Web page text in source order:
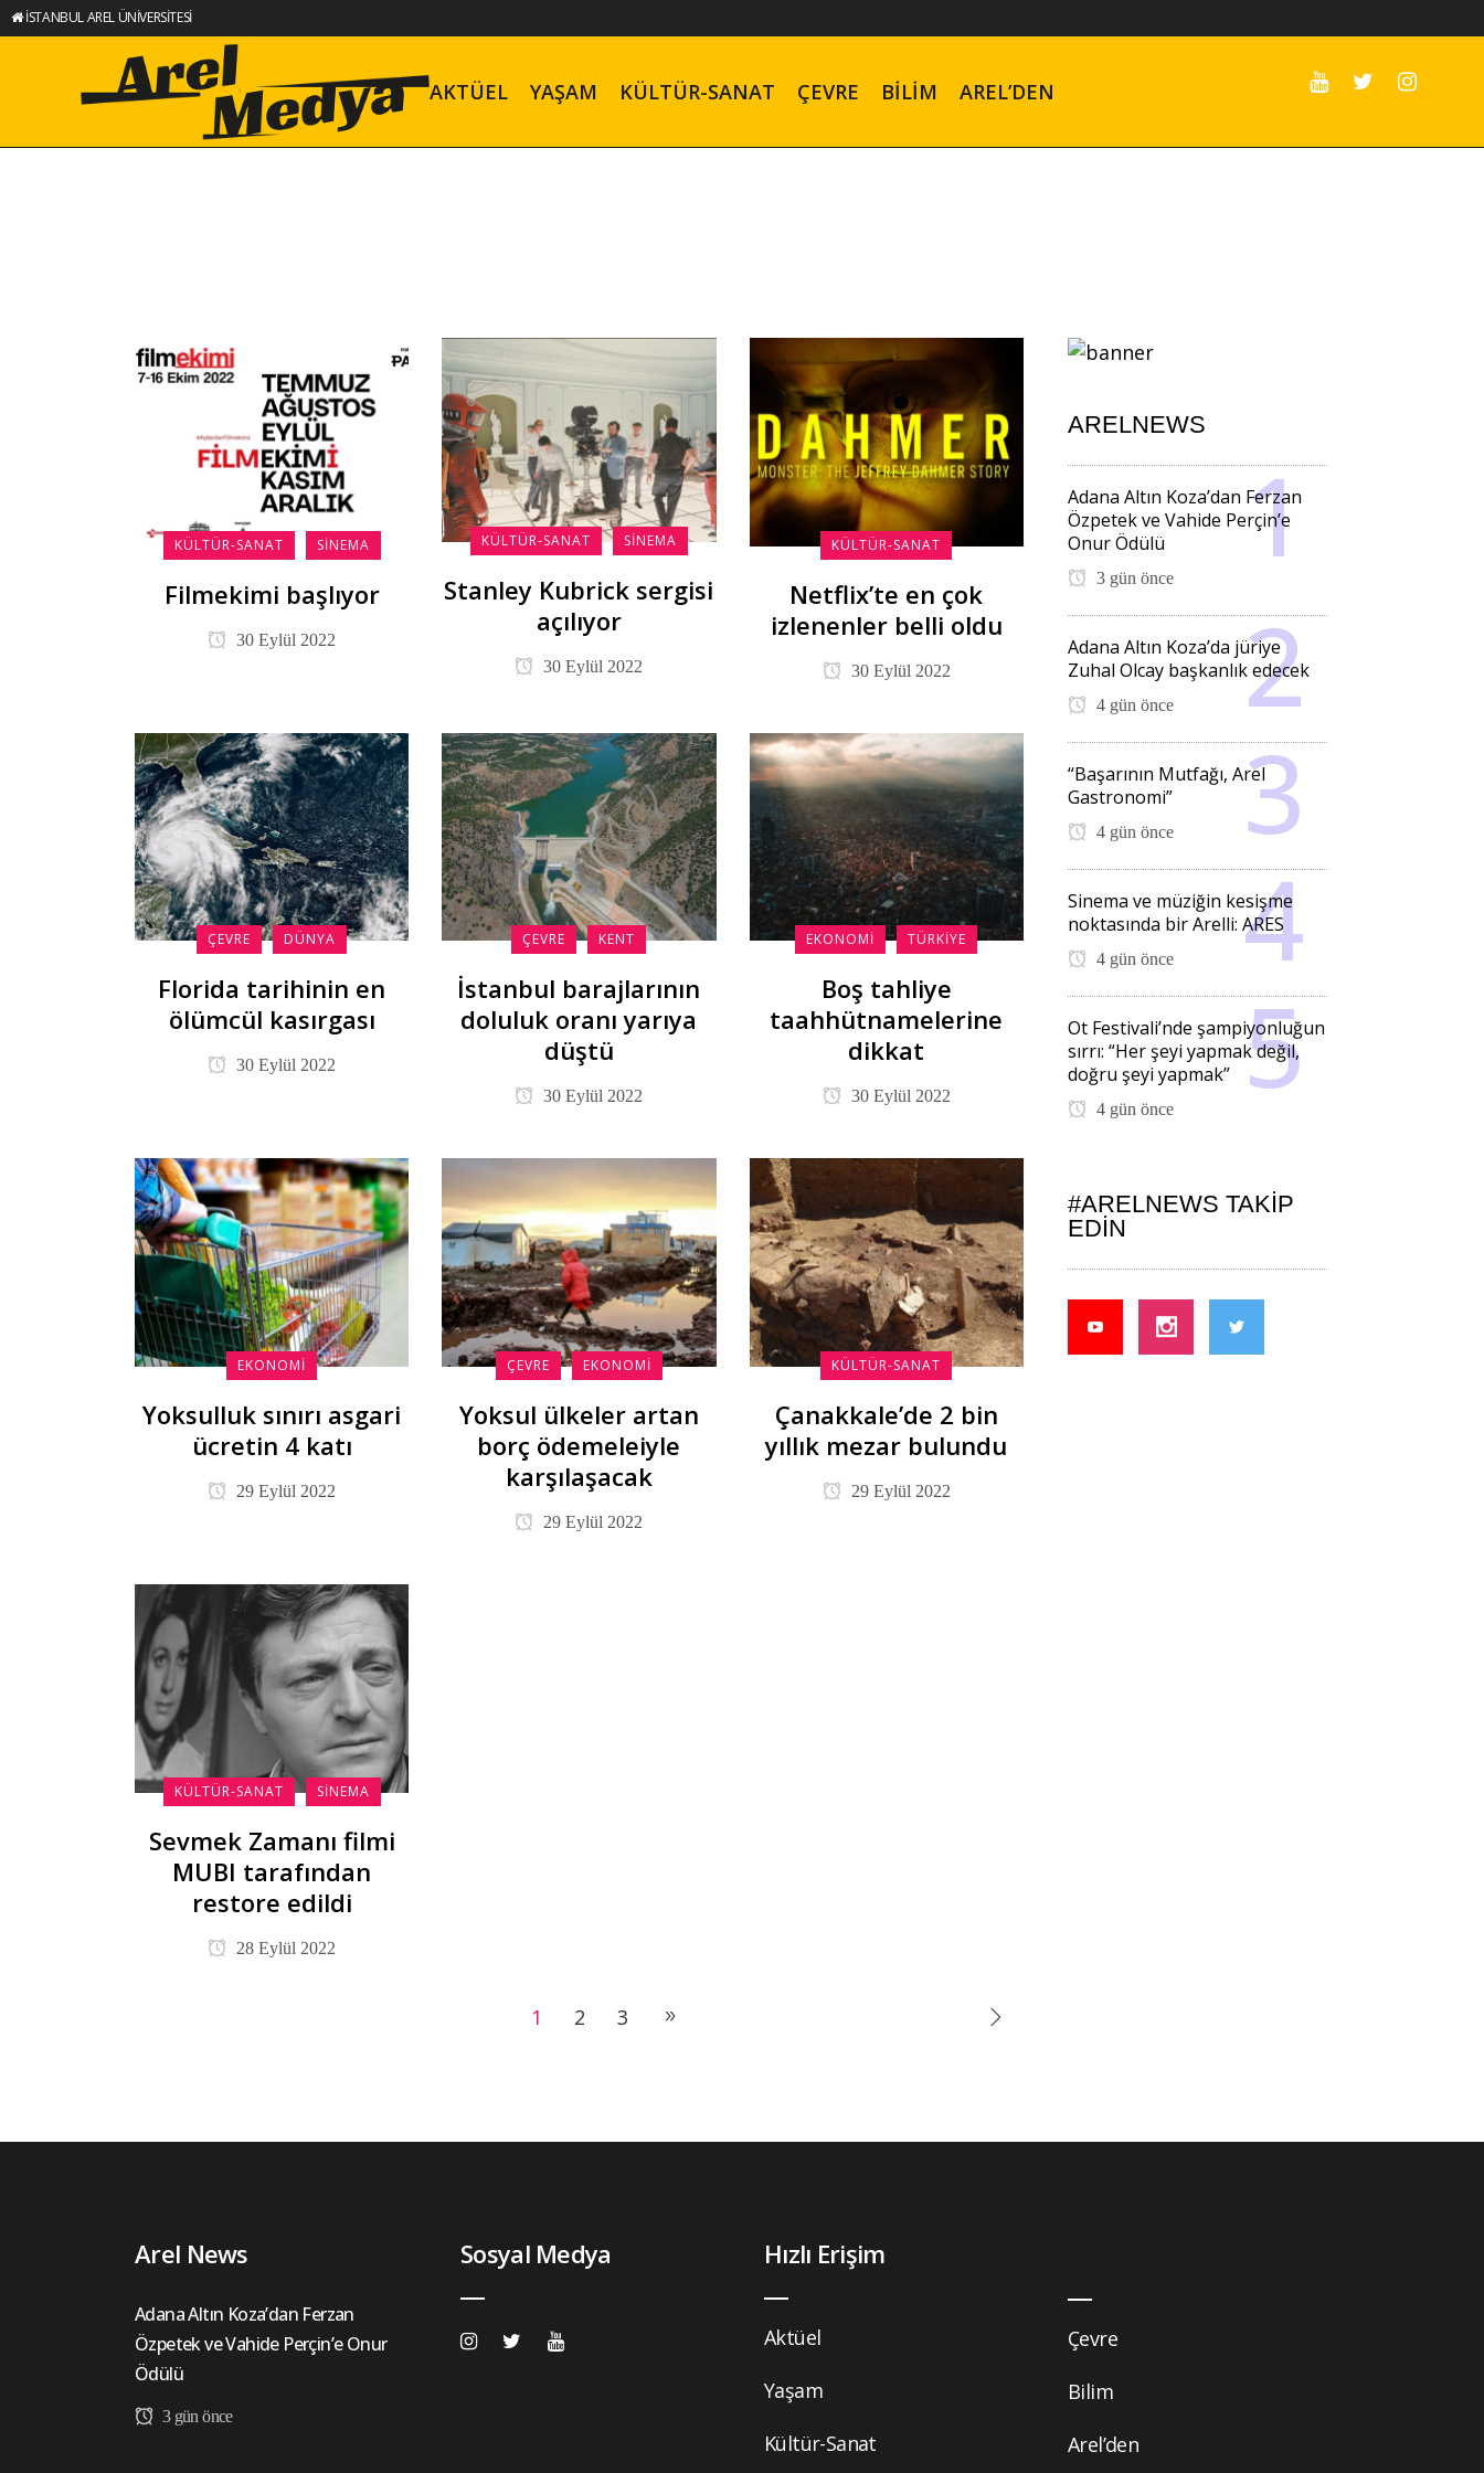
İSTANBUL AREL ÜNİVERSİTESİ
AKTÜEL YAŞAM KÜLTÜR-SANAT ÇEVRE BILIM AREL’DEN
KÜLTÜR-SANAT SINEMA
Filmekimi başlıyor
30 Eylül 2022
KÜLTÜR-SANAT SINEMA
Stanley Kubrick sergisi
açılıyor
30 Eylül 2022
KÜLTÜR-SANAT
Netflix’te en çok
izlenenler belli oldu
30 Eylül 2022
ÇEVRE DÜNYA
Florida tarihinin en
ölümcül kasırgası
30 Eylül 2022
ÇEVRE KENT
İstanbul barajlarının
doluluk oranı yarıya
düştü
30 Eylül 2022
EKONOMI TÜRKIYE
Boş tahliye
taahhütnamelerine
dikkat
30 Eylül 2022
EKONOMI
Yoksulluk sınırı asgari
ücretin 4 katı
29 Eylül 2022
ÇEVRE EKONOMI
Yoksul ülkeler artan
borç ödemeleiyle
karşılaşacak
29 Eylül 2022
KÜLTÜR-SANAT
Çanakkale’de 2 bin
yıllık mezar bulundu
29 Eylül 2022
KÜLTÜR-SANAT SINEMA
Sevmek Zamanı filmi
MUBI tarafından
restore edildi
28 Eylül 2022
1 2 3
ARELNEWS
Adana Altın Koza’dan Ferzan
Özpetek ve Vahide Perçin’e
Onur Ödülü
3 gün önce
Adana Altın Koza’da jüriye
Zuhal Olcay başkanlık edecek
4 gün önce
“Başarının Mutfağı, Arel
Gastronomi”
4 gün önce
Sinema ve müziğin kesişme
noktasında bir Arelli: ARES
4 gün önce
Ot Festivali’nde şampiyonluğun
sırrı: “Her şeyi yapmak değil,
doğru şeyi yapmak”
4 gün önce
#ARELNEWS TAKIP
EDIN
Arel News
Adana Altın Koza’dan Ferzan
Özpetek ve Vahide Perçin’e Onur
Ödülü
3 gün önce
Sosyal Medya Hızlı Erişim
Aktüel
Yaşam
Kültür-Sanat
Çevre
Bilim
Arel’den